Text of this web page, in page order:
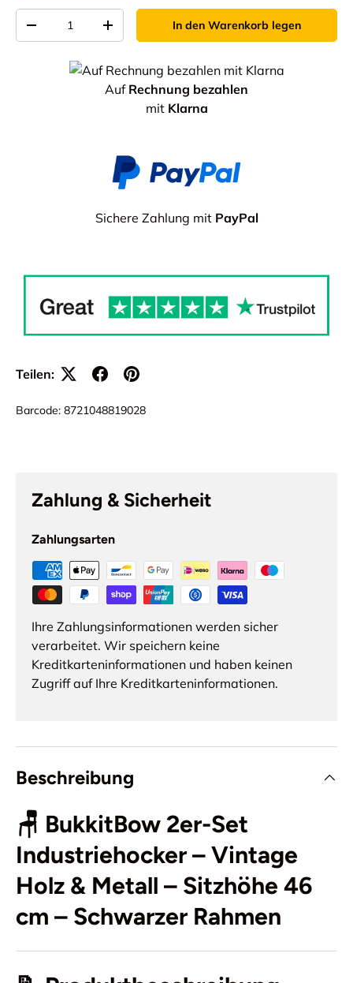
-
+ In den Warenkorb legen
AufRechnung bezahlen
mit Klarna
Sichere Zahlung mit PayPal
Teilen:
Barcode: 8721048819028
Zahlung & Sicherheit
Zahlungsarten
Ihre Zahlungsinformationen werden sicher
verarbeitet. Wir speichern keine
Kreditkarteninformationen und haben keinen
Zugriff auf Ihre Kreditkarteninformationen.
Beschreibung
🪑 BukkitBow 2er-Set
Industriehocker – Vintage
Holz & Metall – Sitzhöhe 46
cm – Schwarzer Rahmen